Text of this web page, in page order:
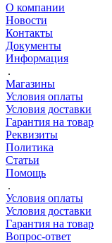
О компании
Новости
Контакты
Документы
Информация
Магазины
Условия оплаты
Условия доставки
Гарантия на товар
Реквизиты
Политика
Статьи
Помощь
Условия оплаты
Условия доставки
Гарантия на товар
Вопрос-ответ